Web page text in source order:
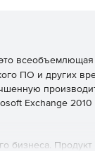
всеобъемлющая
ПО и других
Exchange
бизнеса. Продукт